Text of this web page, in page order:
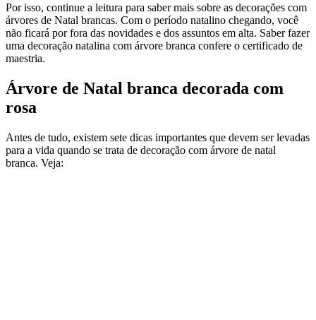
Por isso, continue a leitura para saber mais sobre as decorações com
árvores de Natal brancas. Com o período natalino chegando, você
não ficará por fora das novidades e dos assuntos em alta. Saber fazer
uma decoração natalina com árvore branca confere o certificado de
maestria.
Árvore de Natal branca decorada com
rosa
Antes de tudo, existem sete dicas importantes que devem ser levadas
para a vida quando se trata de decoração com árvore de natal
branca. Veja: